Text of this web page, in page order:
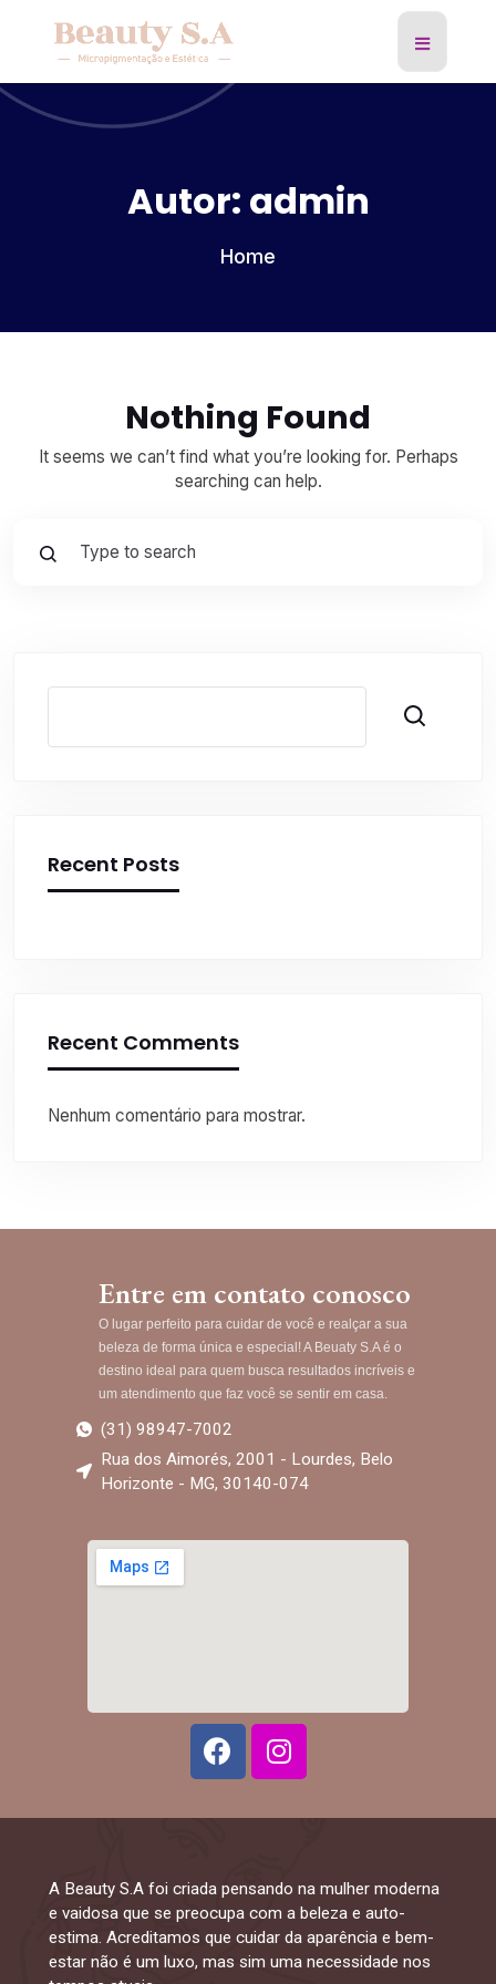
hellow orld 1
Autor: admin
Home
Nothing Found
It seems we can’t find what you’re looking for. Perhaps
searching can help.
Pesquisar
Recent Posts
Recent Comments
Nenhum comentário para mostrar.
Entre em contato conosco
O lugar perfeito para cuidar de você e realçar a sua
beleza de forma única e especial! A Beuaty S.A é o
destino ideal para quem busca resultados incríveis e
um atendimento que faz você se sentir em casa.
(31) 98947-7002
Rua dos Aimorés, 2001 - Lourdes, Belo
Horizonte - MG, 30140-074
A Beauty S.A foi criada pensando na mulher moderna
e vaidosa que se preocupa com a beleza e auto-
estima. Acreditamos que cuidar da aparência e bem-
estar não é um luxo, mas sim uma necessidade nos